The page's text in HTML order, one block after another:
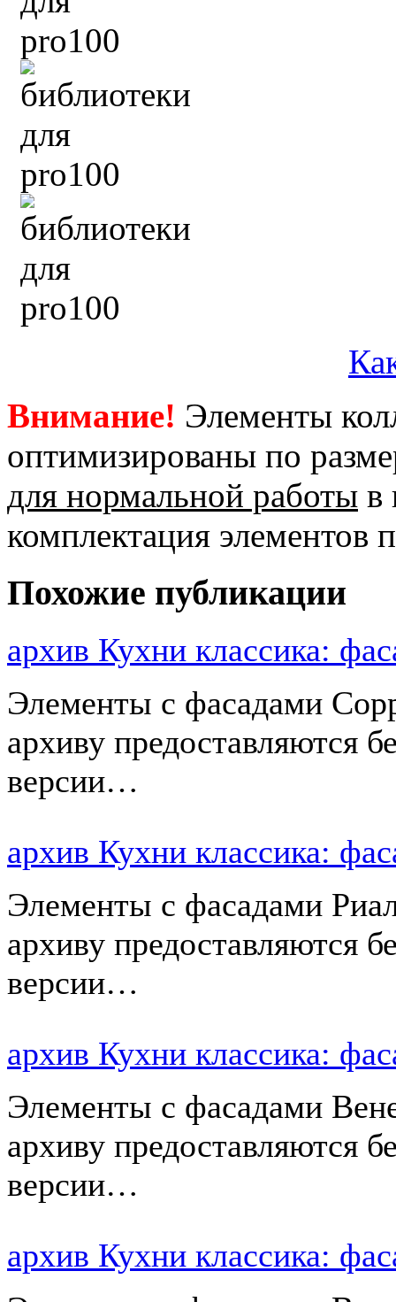
Внимание! Элементы
оптимизированы по
для нормальной работы в
комплектация элементов
Похожие публикации
архив Кухни классика:
Элементы с фасадами
архиву предоставляются
версии…
архив Кухни классика:
Элементы с фасадами
архиву предоставляются
версии…
архив Кухни классика:
Элементы с фасадами
архиву предоставляются
версии…
архив Кухни классика: